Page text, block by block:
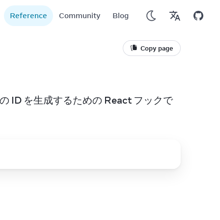
Reference Community Blog
Copy page
ID を生成するための React フックで